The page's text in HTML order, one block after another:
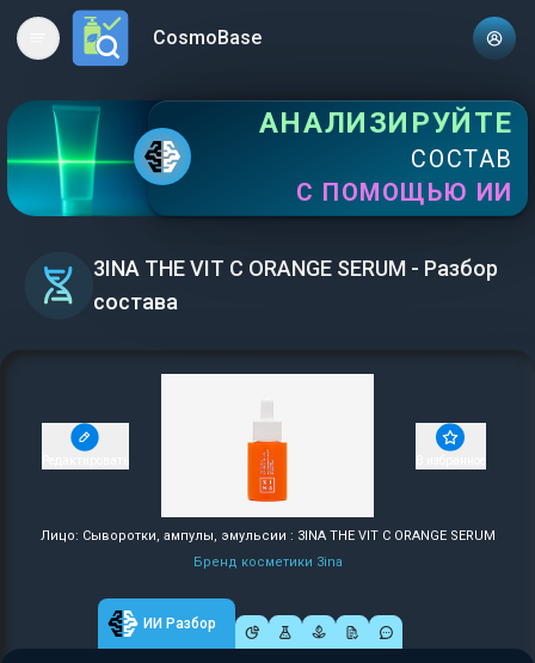
Open main menuCosmoBase
АНАЛИЗИРУЙТЕ
СОСТАВ
С ПОМОЩЬЮ ИИ
3INA THE VIT C ORANGE SERUM - Разбор
состава
Лицо: Сыворотки, ампулы, эмульсии : 3INA THE VIT C ORANGE SERUM
Бренд косметики 3ina
ИИ Разбор